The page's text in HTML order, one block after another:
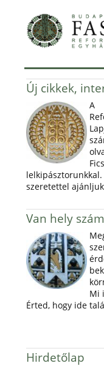
Új cikkek,
A
szeretettel
Van hely
Mi
Érted, hogy ide
Hirdetőlap